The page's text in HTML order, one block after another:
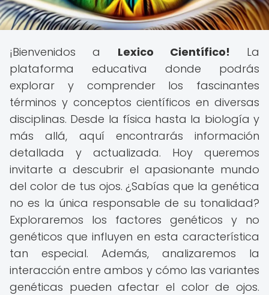
¡Bienvenidos a Lexico Científico! La
plataforma educativa donde podrás
explorar y comprender los fascinantes
términos y conceptos científicos en diversas
disciplinas. Desde la física hasta la biología y
más allá, aquí encontrarás información
detallada y actualizada. Hoy queremos
invitarte a descubrir el apasionante mundo
del color de tus ojos. ¿Sabías que la genética
no es la única responsable de su tonalidad?
Exploraremos los factores genéticos y no
genéticos que influyen en esta característica
tan especial. Además, analizaremos la
interacción entre ambos y cómo las variantes
genéticas pueden afectar el color de ojos.